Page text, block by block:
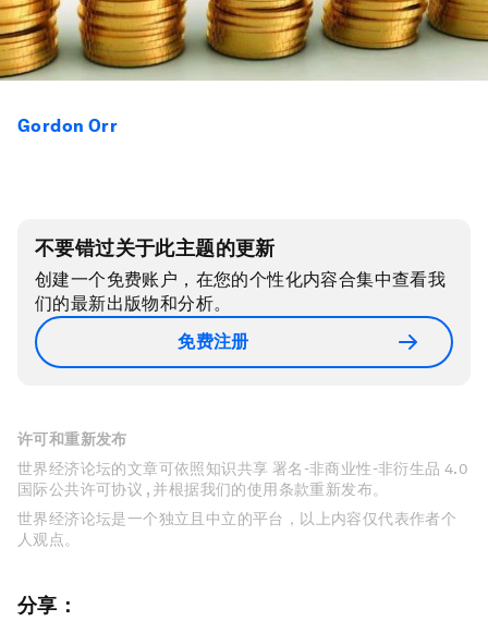
Gordon Orr
不要错过关于此主题的更新
创建一个免费账户，在您的个性化内容合集中查看我
们的最新出版物和分析。
免费注册
许可和重新发布
世界经济论坛的文章可依照知识共享 署名-非商业性-非衍生品 4.0
国际公共许可协议 , 并根据我们的使用条款重新发布。
世界经济论坛是一个独立且中立的平台，以上内容仅代表作者个
人观点。
分享：